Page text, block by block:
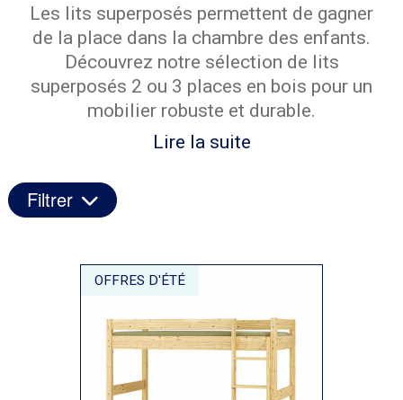
Les lits superposés permettent de gagner
de la place dans la chambre des enfants.
Découvrez notre sélection de lits
superposés 2 ou 3 places en bois pour un
mobilier robuste et durable.
Lire la suite
Filtrer
OFFRES D'ÉTÉ